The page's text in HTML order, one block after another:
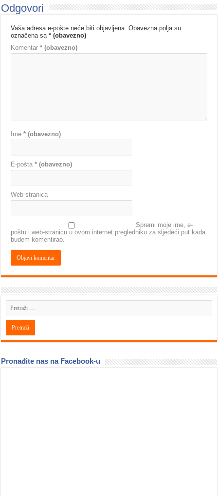
Odgovori
Vaša adresa e-pošte neće biti objavljena. Obavezna polja su
označena sa* (obavezno)
Komentar* (obavezno)
Ime* (obavezno)
E-pošta* (obavezno)
Web-stranica
Spremi moje ime, e-
poštu i web-stranicu u ovom internet pregledniku za sljedeći put kada
budem komentirao.
Pronađite nas na Facebook-u